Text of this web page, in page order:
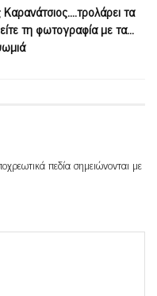
τα
τη φωτογραφία με τα…
πεδία σημειώνονται με